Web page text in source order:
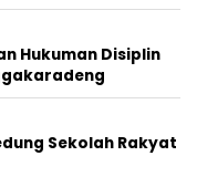
Hukuman Disiplin
Sekolah Rakyat